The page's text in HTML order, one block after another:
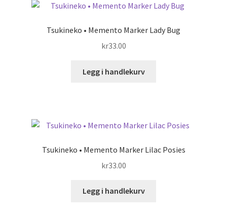
Tsukineko • Memento Marker Lady Bug
kr33.00
Legg i handlekurv
Tsukineko • Memento Marker Lilac Posies
kr33.00
Legg i handlekurv